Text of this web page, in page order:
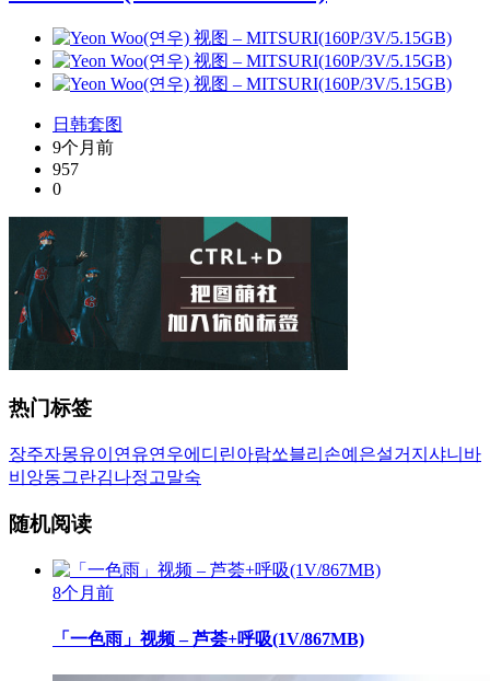
日韩套图
9个月前
957
0
热门标签
장주자몽유이 연유연우에디린아람쏘블리 손예은설거지 샤니 바
비앙동그란김나정 고말숙
随机阅读
8个月前
「一色雨」视频 – 芦荟+呼吸(1V/867MB)